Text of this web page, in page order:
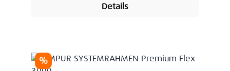
Details
Rabatt
%